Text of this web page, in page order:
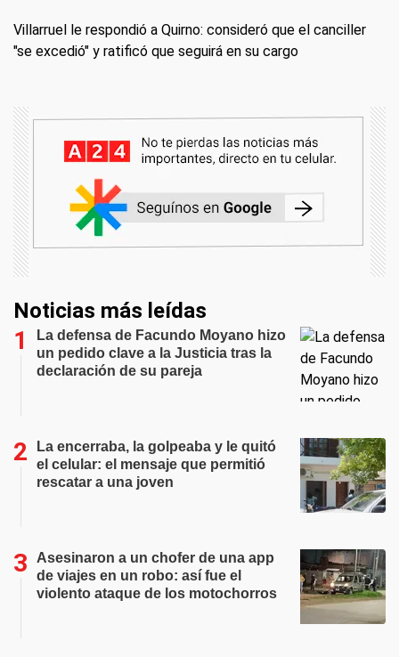
Villarruel le respondió a Quirno: consideró que el canciller
"se excedió" y ratificó que seguirá en su cargo
Noticias más leídas
La defensa de Facundo Moyano hizo
un pedido clave a la Justicia tras la
declaración de su pareja
La encerraba, la golpeaba y le quitó
el celular: el mensaje que permitió
rescatar a una joven
Asesinaron a un chofer de una app
de viajes en un robo: así fue el
violento ataque de los motochorros